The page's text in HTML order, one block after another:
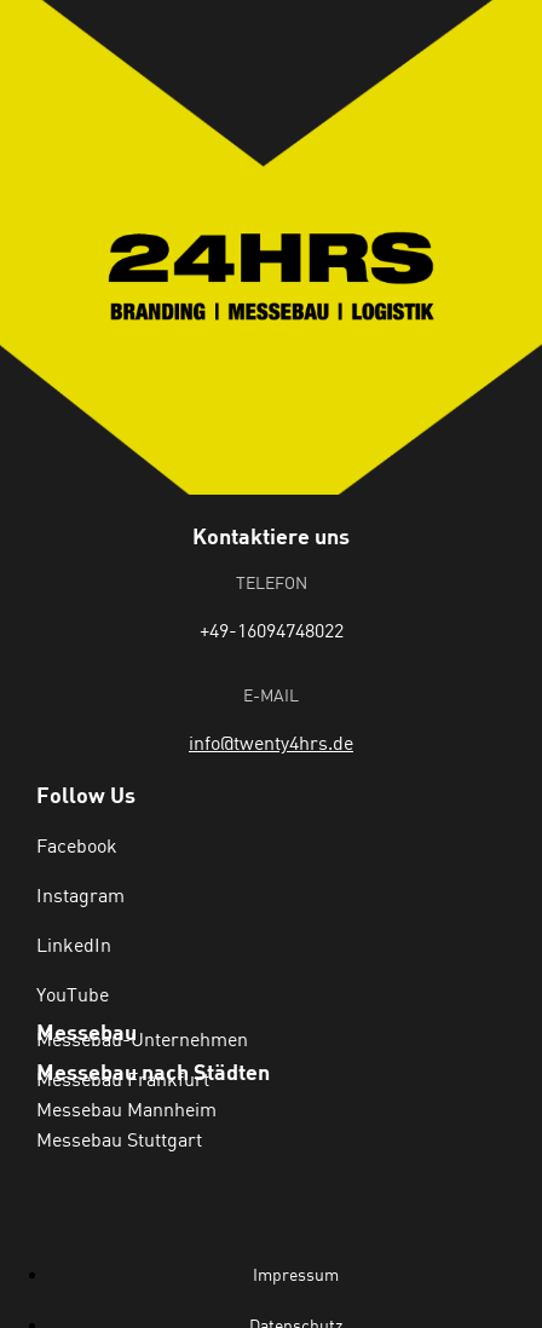
Kontaktiere uns
TELEFON
+49-16094748022
E-MAIL
info@twenty4hrs.de
Follow Us
Facebook
Instagram
LinkedIn
YouTube
Messebau
Messebau-Unternehmen
Messebau nach Städten
Messebau Frankfurt
Messebau Mannheim
Messebau Stuttgart
Impressum